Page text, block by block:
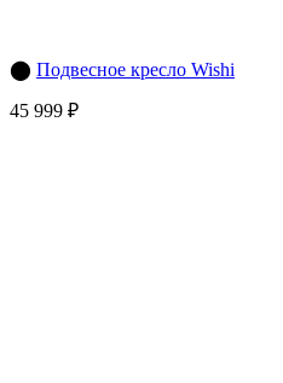
⬤ Подвесное кресло Wishi
45 999 ₽